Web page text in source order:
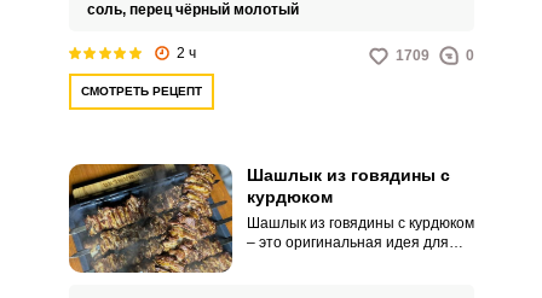
соль, перец чёрный молотый
2 ч 1709 0
СМОТРЕТЬ РЕЦЕПТ
Шашлык из говядины с
курдюком
Шашлык из говядины с курдюком
– это оригинальная идея для